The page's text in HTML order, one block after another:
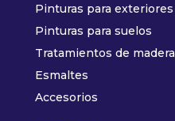
Pinturas para exteriores
Pinturas para suelos
Tratamientos de madera
Esmaltes
Accesorios